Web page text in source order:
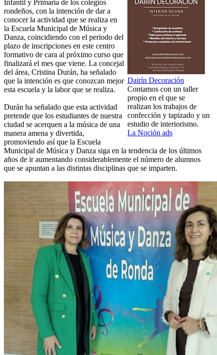
Dairín Decoración
Contamos con un taller
propio en el que se
realizan los trabajos de
confección y tapizado y un
estudio de interiorismo.
La Noción ads
Infantil y Primaria de los colegios
rondeños, con la intención de dar a
conocer la actividad que se realiza en
la Escuela Municipal de Música y
Danza, coincidiendo con el periodo del
plazo de inscripciones en este centro
formativo de cara al próximo curso que
finalizará el mes que viene. La concejal
del área, Cristina Durán, ha señalado
que la intención es que conozcan mejor
esta escuela y la labor que se realiza.
Durán ha señalado que esta actividad
pretende que los estudiantes de nuestra
ciudad se acerquen a la música de una
manera amena y divertida,
promoviendo así que la Escuela
Municipal de Música y Danza siga en la tendencia de los últimos
años de ir aumentando considerablemente el número de alumnos
que se apuntan a las distintas disciplinas que se imparten.